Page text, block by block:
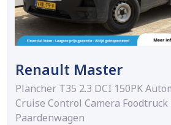
Renault Master
Plancher T35 2.3 DCI 150PK
Cruise Control Camera
Paardenwagen